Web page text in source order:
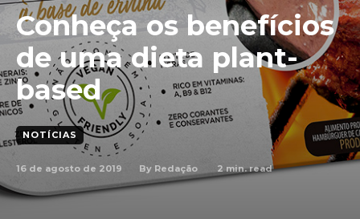
Conheça os benefícios
de uma dieta plant-
based
NOTÍCIAS
16 de agosto de 2019 By Redação 2 min. read